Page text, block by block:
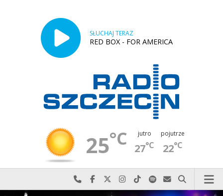
SŁUCHAJ TERAZ
RED BOX - FOR AMERICA
25°C jutro
27°C
pojutrze
22°C
Najlepiej po prostu do nas zadzwoń
Odwiedź nas na Facebook-u
Odwiedź nas na X
Odwiedź nas na Instagram-ie
Odwiedź nas na TikTok-u
Szukaj nas na Spotify
Wyślij do nas
Szukaj